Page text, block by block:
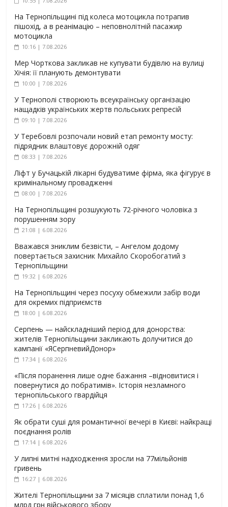
На Тернопільщині під колеса мотоцикла потрапив
пішохід, а в реанімацію – неповнолітній пасажир
мотоцикла
10:16 | 7.08.2026
Мер Чорткова закликав не купувати будівлю на вулиці
Хічія: її планують демонтувати
10:00 | 7.08.2026
У Тернополі створюють всеукраїнську організацію
нащадків українських жертв польських репресій
09:10 | 7.08.2026
У Теребовлі розпочали новий етап ремонту мосту:
підрядник влаштовує дорожній одяг
08:33 | 7.08.2026
Ліфт у Бучацькій лікарні будуватиме фірма, яка фігурує в
кримінальному провадженні
08:00 | 7.08.2026
На Тернопільщині розшукують 72-річного чоловіка з
порушенням зору
21:08 | 6.08.2026
Вважався зниклим безвісти, – Ангелом додому
повертається захисник Михайло Скоробогатий з
Тернопільщини
19:32 | 6.08.2026
На Тернопільщині через посуху обмежили забір води
для окремих підприємств
18:00 | 6.08.2026
Серпень — найскладніший період для донорства:
жителів Тернопільщини закликають долучитися до
кампанії «ЯСерпневийДонор»
17:34 | 6.08.2026
«Після поранення лише одне бажання –відновитися і
повернутися до побратимів». Історія незламного
тернопільського гвардійця
17:26 | 6.08.2026
Як обрати суші для романтичної вечері в Києві: найкращі
поєднання ролів
17:14 | 6.08.2026
У липні митні надходження зросли на 77мільйонів
гривень
16:27 | 6.08.2026
Жителі Тернопільщини за 7 місяців сплатили понад 1,6
млрд грн військового збору